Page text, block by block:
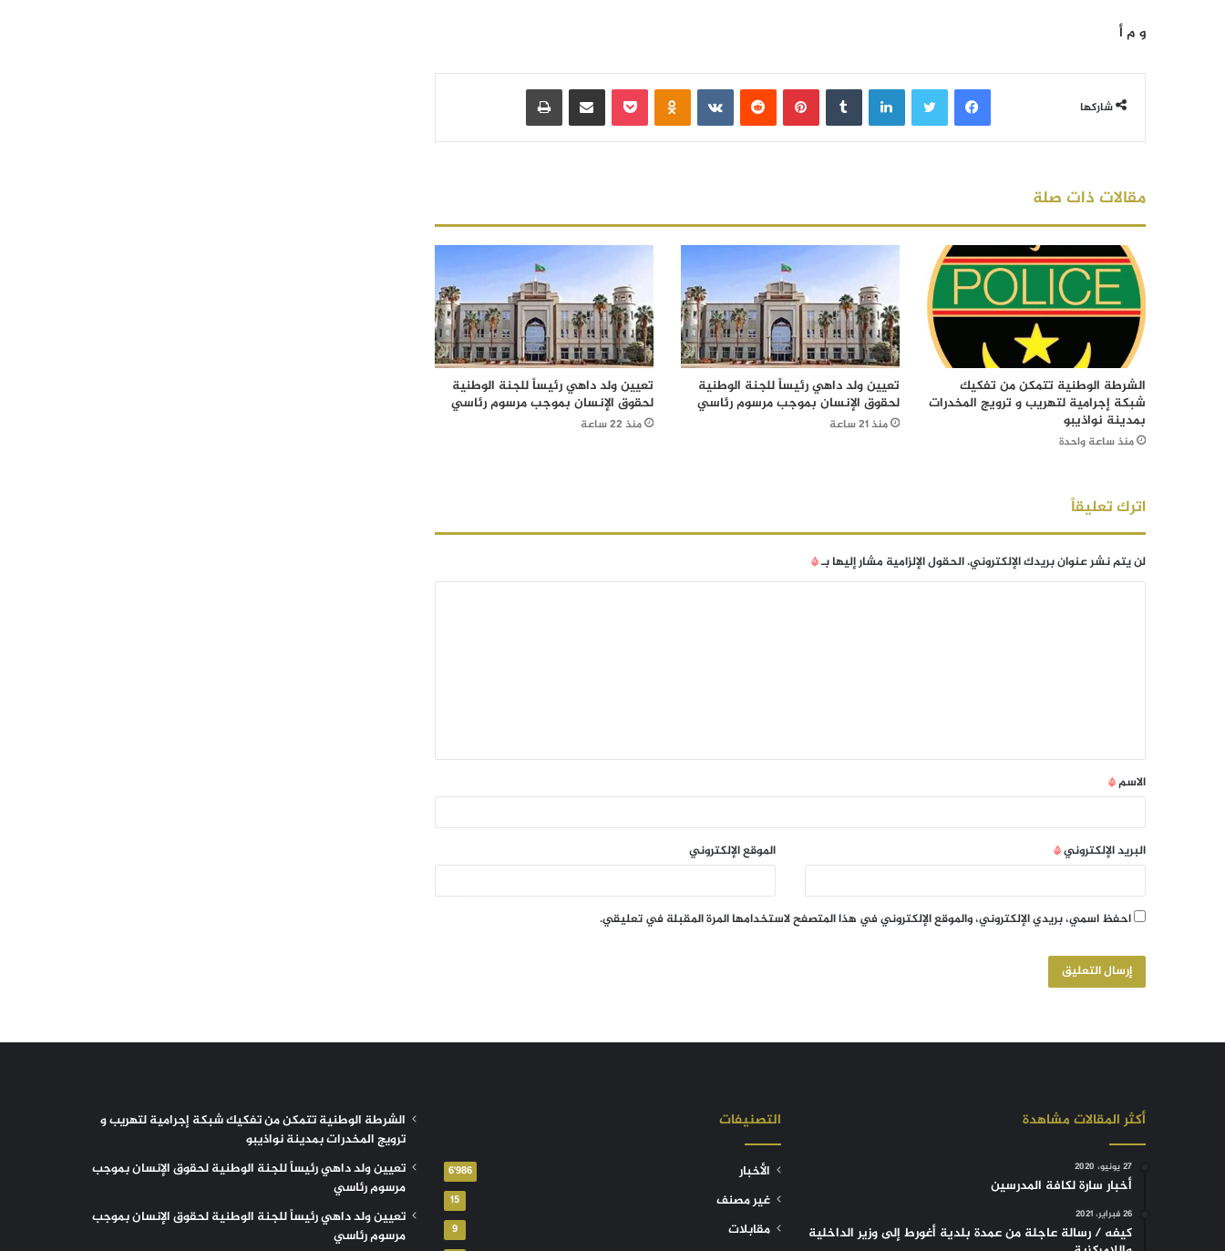
و م أ
شاركها
فيسبوك لينكدإن بينتيريست بوكيت مشاركة عبر البريد
مقالات ذات صلة
الشرطة الوطنية تتمكن من تفكيك
شبكة إجرامية لتهريب و ترويج المخدرات
بمدينة نواذيبو
منذ ساعة واحدة
تعيين ولد داهي رئيساً للجنة الوطنية
لحقوق الإنسان بموجب مرسوم رئاسي
منذ 21 ساعة
تعيين ولد داهي رئيساً للجنة الوطنية
لحقوق الإنسان بموجب مرسوم رئاسي
منذ 22 ساعة
اترك تعليقاً
لن يتم نشر عنوان بريدك الإلكتروني.الحقول الإلزامية مشار إليها بـ*
الاسم*
البريد الإلكتروني* الموقع الإلكتروني
احفظ اسمي، بريدي الإلكتروني، والموقع الإلكتروني في هذا المتصفح لاستخدامها المرة المقبلة في تعليقي.
أكثر المقالات مشاهدة
27 يونيو، 2020
أخبار سارة لكافة المدرسين
26 فبراير، 2021
كيفه / رسالة عاجلة من عمدة بلدية أغورط إلى وزير الداخلية
التصنيفات
الأخبار 6٬986
غير مصنف 15
مقابلات 9
الشرطة الوطنية تتمكن من تفكيك شبكة إجرامية لتهريب و
ترويج المخدرات بمدينة نواذيبو
تعيين ولد داهي رئيساً للجنة الوطنية لحقوق الإنسان بموجب
مرسوم رئاسي
تعيين ولد داهي رئيساً للجنة الوطنية لحقوق الإنسان بموجب
مرسوم رئاسي